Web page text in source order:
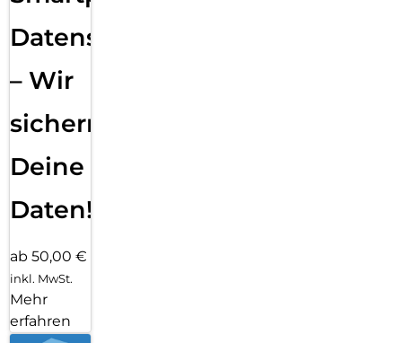
Datensicherung
– Wir
sichern
Deine
Daten!
ab 50,00 €
inkl. MwSt.
Mehr
erfahren